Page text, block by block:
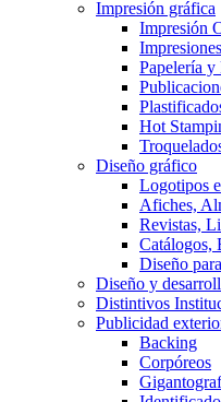
Impresión gráfica
Impresión
Papelería y
Hot
Diseño gráfico
Logotipos
Afiches,
Revistas,
Catálogos,
Diseño
Diseño y
Distintivos
Publicidad
Backing
Corpóreos